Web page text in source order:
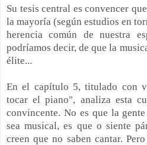
Su tesis central es convencer
la mayoría (según estudios en
herencia común de nuestra
podríamos decir, de que la
élite...
En el capítulo 5, titulado con
tocar el piano", analiza esta
convincente. No es que la
sea musical, es que o siente
creen que no saben cantar.